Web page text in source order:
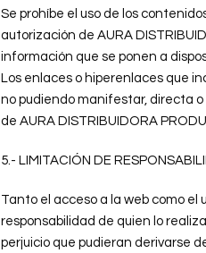
Se prohíbe el uso de los
autorización de AURA
información que se ponen a
Los enlaces o hiperenlaces que
no pudiendo manifestar, directa
de AURA DISTRIBUIDORA
5.- LIMITACIÓN DE
Tanto el acceso a la web como
responsabilidad de quien lo
perjuicio que pudieran derivarse